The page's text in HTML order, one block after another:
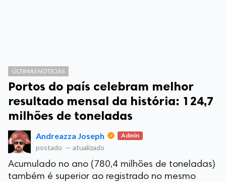
ÚLTIMAS NOTÍCIAS
Portos do país celebram melhor
resultado mensal da história: 124,7
milhões de toneladas
Andreazza Joseph Admin
postado — atualizado
Acumulado no ano (780,4 milhões de toneladas)
também é superior ao registrado no mesmo